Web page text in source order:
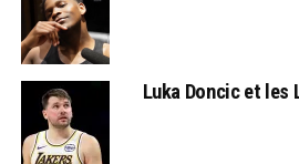
Luka Doncic et les